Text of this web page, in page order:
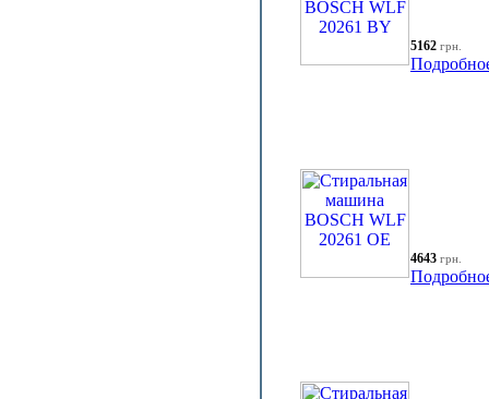
5162 грн.
4643 грн.